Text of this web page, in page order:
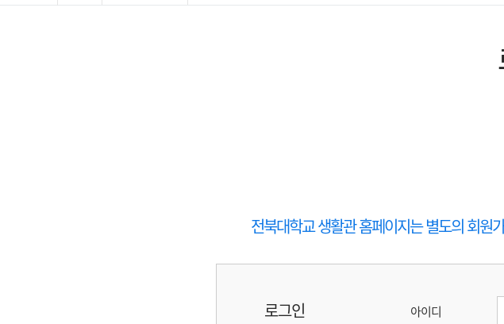
전북대학교 생활관 홈페이지는 별도의 회원
로그인 아이디